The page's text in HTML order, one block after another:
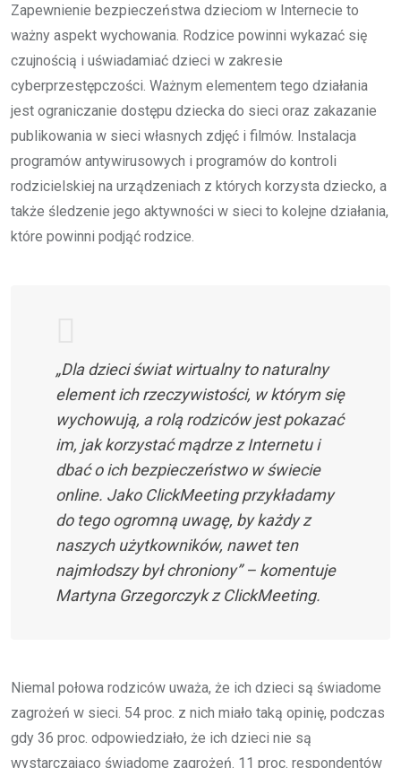
Zapewnienie bezpieczeństwa dzieciom w Internecie to
ważny aspekt wychowania. Rodzice powinni wykazać się
czujnością i uświadamiać dzieci w zakresie
cyberprzestępczości. Ważnym elementem tego działania
jest ograniczanie dostępu dziecka do sieci oraz zakazanie
publikowania w sieci własnych zdjęć i filmów. Instalacja
programów antywirusowych i programów do kontroli
rodzicielskiej na urządzeniach z których korzysta dziecko, a
także śledzenie jego aktywności w sieci to kolejne działania,
które powinni podjąć rodzice.
„Dla dzieci świat wirtualny to naturalny
element ich rzeczywistości, w którym się
wychowują, a rolą rodziców jest pokazać
im, jak korzystać mądrze z Internetu i
dbać o ich bezpieczeństwo w świecie
online. Jako ClickMeeting przykładamy
do tego ogromną uwagę, by każdy z
naszych użytkowników, nawet ten
najmłodszy był chroniony” – komentuje
Martyna Grzegorczyk z ClickMeeting.
Niemal połowa rodziców uważa, że ich dzieci są świadome
zagrożeń w sieci. 54 proc. z nich miało taką opinię, podczas
gdy 36 proc. odpowiedziało, że ich dzieci nie są
wystarczająco świadome zagrożeń. 11 proc. respondentów